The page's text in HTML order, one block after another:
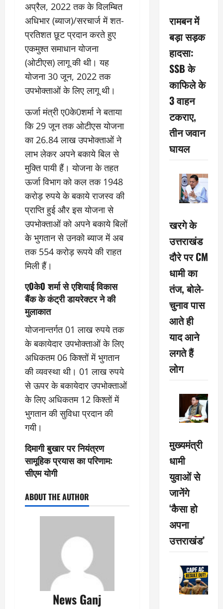
अप्रैल, 2022 तक के विलम्बित
अधिभार (ब्याज)/सरचार्ज में शत-
प्रतिशत छूट प्रदान करते हुए
एकमुश्त समाधान योजना
(ओटीएस) लागू की थी। यह
योजना 30 जून, 2022 तक
उपभोक्ताओं के लिए लागू थी।
ऊर्जा मंत्री ए0के0शर्मा ने बताया
कि 29 जून तक ओटीएस योजना
का 26.84 लाख उपभोक्ताओं ने
लाभ लेकर अपने बकाये बिल से
मुक्ति पायी हैं। योजना के तहत
ऊर्जा विभाग को कल तक 1948
करोड़ रुपये के बकाये राजस्व की
प्राप्ति हुई और इस योजना से
उपभोक्ताओं को अपने बकाये बिलों
के भुगतान से उनको ब्याज में अब
तक 554 करोड़ रूपये की राहत
मिली हैं।
ए0के0 शर्मा से एशियाई विकास
बैंक के कंट्री डायरेक्टर ने की
मुलाकात
योजनान्तर्गत 01 लाख रुपये तक
के बकायेदार उपभोक्ताओं के लिए
अधिकतम 06 किश्तों में भुगतान
की व्यवस्था थी। 01 लाख रुपये
से ऊपर के बकायेदार उपभोक्ताओं
के लिए अधिकतम 12 किश्तों में
भुगतान की सुविधा प्रदान की
गयी।
दिमागी बुखार पर नियंत्रण
सामूहिक प्रयास का परिणाम:
सीएम योगी
ABOUT THE AUTHOR
News Ganj
रामबन में
बड़ा सड़क
हादसा:
SSB के
काफिले के
3 वाहन
टकराए,
तीन जवान
घायल
खरगे के
उत्तराखंड
दौरे पर CM
धामी का
तंज, बोले-
चुनाव पास
आते ही
याद आने
लगते हैं
लोग
मुख्यमंत्री
धामी
युवाओं से
जानेंगे
‘कैसा हो
अपना
उत्तराखंड’